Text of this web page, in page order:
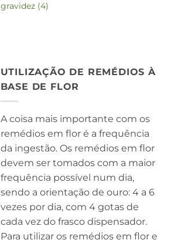
gravidez(4)
UTILIZAÇÃO DE REMÉDIOS À
BASE DE FLOR
A coisa mais importante com os
remédios em flor é a frequência
da ingestão. Os remédios em flor
devem ser tomados com a maior
frequência possível num dia,
sendo a orientação de ouro: 4 a 6
vezes por dia, com 4 gotas de
cada vez do frasco dispensador.
Para utilizar os remédios em flor e